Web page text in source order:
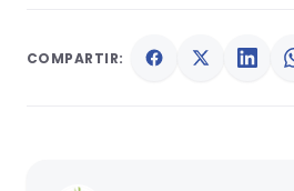
COMPARTIR: